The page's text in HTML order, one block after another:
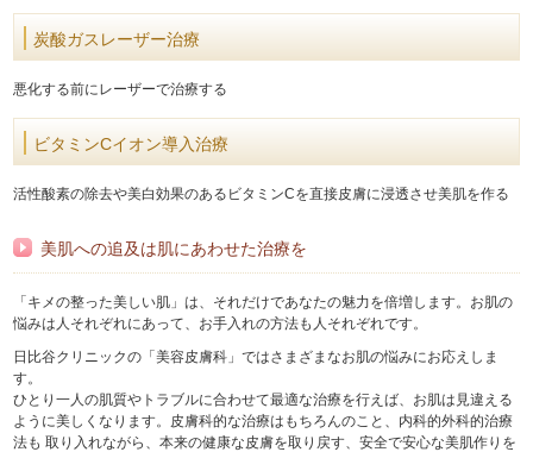
炭酸ガスレーザー治療
悪化する前にレーザーで治療する
ビタミンCイオン導入治療
活性酸素の除去や美白効果のあるビタミンCを直接皮膚に浸透させ美肌を作る
美肌への追及は肌にあわせた治療を
「キメの整った美しい肌」は、それだけであなたの魅力を倍増します。お肌の
悩みは人それぞれにあって、お手入れの方法も人それぞれです。
日比谷クリニックの「美容皮膚科」ではさまざまなお肌の悩みにお応えしま
す。
ひとり一人の肌質やトラブルに合わせて最適な治療を行えば、お肌は見違える
ように美しくなります。皮膚科的な治療はもちろんのこと、内科的外科的治療
法も 取り入れながら、本来の健康な皮膚を取り戻す、安全で安心な美肌作りを